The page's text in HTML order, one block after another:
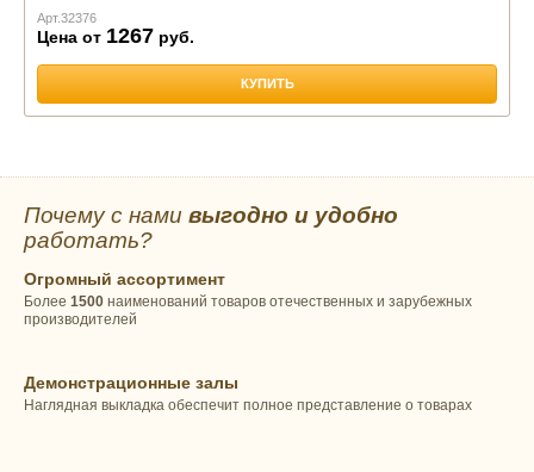
Арт.32376
Цена от 1267 руб.
КУПИТЬ
Почему с нами выгодно и удобно
работать?
Огромный ассортимент
Более 1500 наименований товаров отечественных и зарубежных
производителей
Демонстрационные залы
Наглядная выкладка обеспечит полное представление о товарах